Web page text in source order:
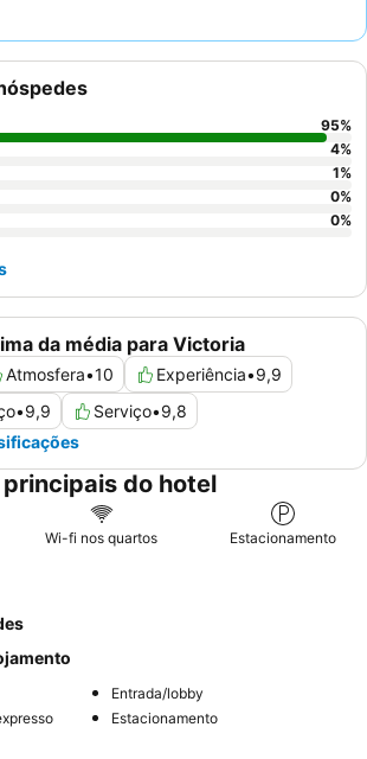
uma acolhedora
Os hóspedes elogiam
e a atenção do pessoal, e o pequeno-
pratos com menus diários variados é
experiência verdadeiramente serena,
quarto com vista para o belo jardim.
da média para Victoria
Atmosfera•10 Experiência•9,9
•9,9 Serviço•9,8
95%
4%
1%
0%
0%
do hotel
Wi-fi nos quartos Estacionamento
Entrada/lobby
Estacionamento